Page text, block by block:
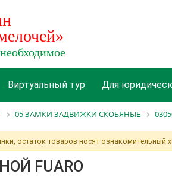
Виртуальный тур Для
05 ЗАМКИ ЗАДВИЖКИ СКОБЯНЫЕ
остаток товаров носят ознакомительный
FUARO